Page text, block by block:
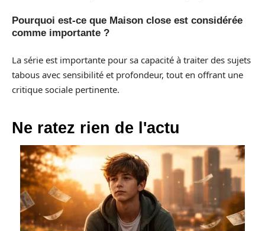
Pourquoi est-ce que Maison close est considérée
comme importante ?
La série est importante pour sa capacité à traiter des sujets
tabous avec sensibilité et profondeur, tout en offrant une
critique sociale pertinente.
Ne ratez rien de l'actu